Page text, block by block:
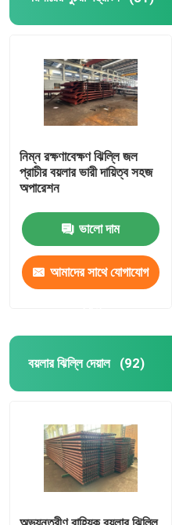
নিম্ন রক্ষণাবেক্ষণ ঝিল্লি জল
প্রাচীর বয়লার ভারী দায়িত্ব সহজ
অপারেশন
ভালো দাম
আমাদের সাথে যোগাযোগ
বয়লার ঝিল্লি দেয়াল (92)